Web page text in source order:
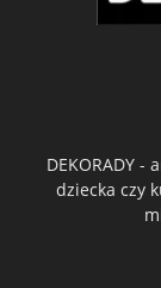
DEKORADY -
dziecka czy